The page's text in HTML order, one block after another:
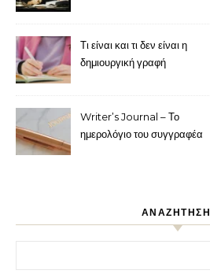
Τι είναι και τι δεν είναι η
δημιουργική γραφή
Writer’s Journal – Το
ημερολόγιο του συγγραφέα
ΑΝΑΖΗΤΗΣΗ